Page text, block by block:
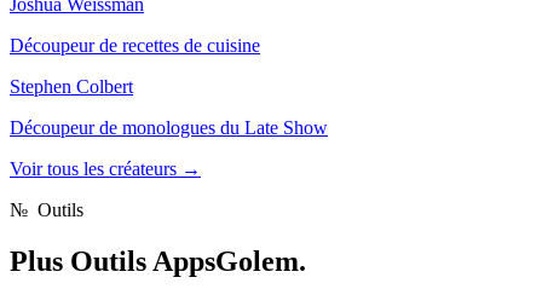
Joshua Weissman
Découpeur de recettes de cuisine
Stephen Colbert
Découpeur de monologues du Late Show
Voir tous les créateurs →
№ Outils
Plus Outils AppsGolem.